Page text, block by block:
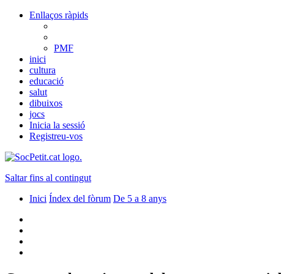
Enllaços ràpids
PMF
inici
cultura
educació
salut
dibuixos
jocs
Inicia la sessió
Registreu-vos
Saltar fins al contingut
Inici Índex del fòrum De 5 a 8 anys